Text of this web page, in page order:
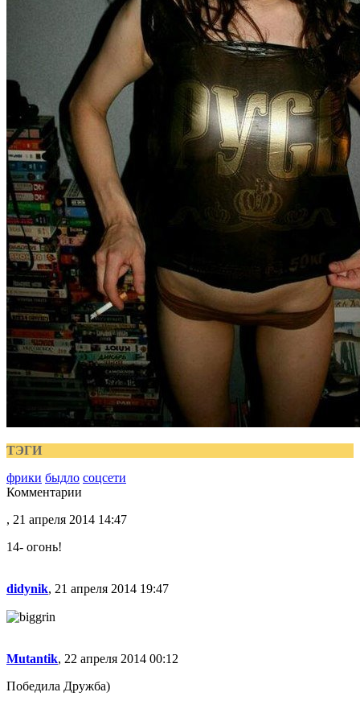
ТЭГИ
фрики быдло соцсети
Комментарии
, 21 апреля 2014 14:47
14- огонь!
didynik, 21 апреля 2014 19:47
Mutantik, 22 апреля 2014 00:12
Победила Дружба)